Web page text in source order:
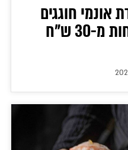
במסעדת אונמי חוגגים
30 ש"ח